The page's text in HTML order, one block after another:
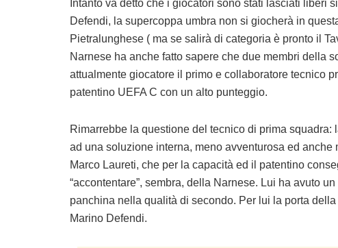
Intanto va detto che i giocatori sono stati lasciati liberi
Defendi, la supercoppa umbra non si giocherà in
Pietralunghese ( ma se salirà di categoria è pronto il
Narnese ha anche fatto sapere che due membri della
attualmente giocatore il primo e collaboratore tecnico
patentino UEFA C con un alto punteggio.
Rimarrebbe la questione del tecnico di prima
ad una soluzione interna, meno avventurosa ed anche
Marco Laureti, che per la capacità ed il patentino
“accontentare”, sembra, della Narnese. Lui ha avuto
panchina nella qualità di secondo. Per lui la porta
Marino Defendi.